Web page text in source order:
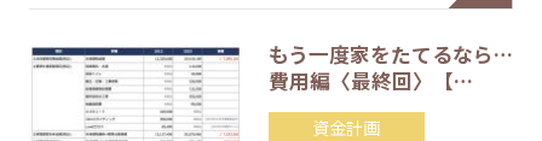
もう一度家をたてるなら…
費用編〈最終回〉【…
資金計画